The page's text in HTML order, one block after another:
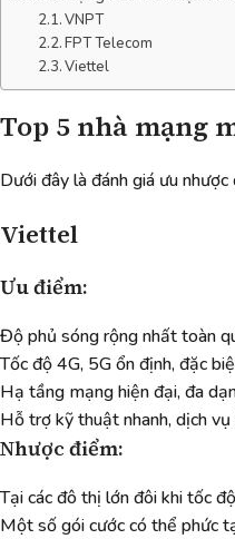
VNPT
FPT Telecom
Viettel
Top 5 nhà mạng
Dưới đây là đánh giá ưu
Viettel
Ưu điểm:
Độ phủ sóng rộng nhất toàn
Tốc độ 4G, 5G ổn định, đặc
Hạ tầng mạng hiện đại, đa
Hỗ trợ kỹ thuật nhanh, dịch vụ
Nhược điểm:
Tại các đô thị lớn đôi khi tốc
Một số gói cước có thể phức